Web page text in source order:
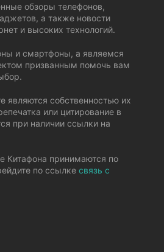
обзоры телефонов,
а также новости
и высоких технологий.
и смартфоны, а являемся
призванным помочь вам
являются собственностью их
или цитирование в
при наличии ссылки на
Китафона принимаются по
по ссылке связь с